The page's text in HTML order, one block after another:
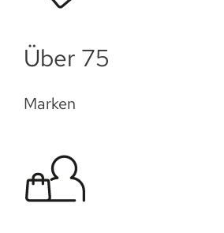
Über 75
Marken